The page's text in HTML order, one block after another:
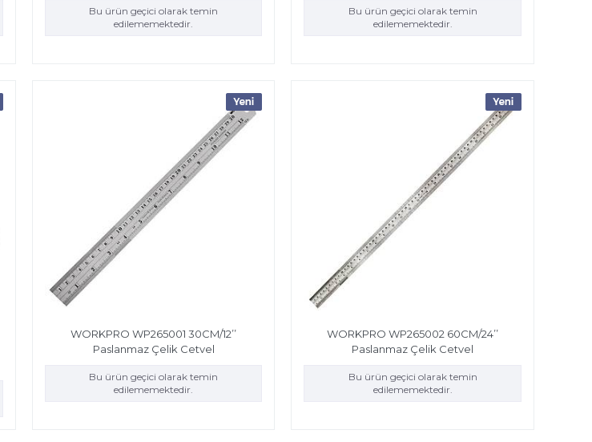
Bu ürün geçici olarak temin
edilememektedir.
Bu ürün geçici olarak temin
edilememektedir.
WORKPRO WP265001 30CM/12’’
Paslanmaz Çelik Cetvel
Bu ürün geçici olarak temin
edilememektedir.
WORKPRO WP265002 60CM/24’’
Paslanmaz Çelik Cetvel
Bu ürün geçici olarak temin
edilememektedir.